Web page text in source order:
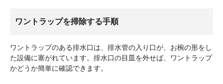
ワントラップを掃除する手順
ワントラップのある排水口は、排水管の入り口が、お椀の形をし
た設備に塞がれています。排水口の目皿を外せば、ワントラップ
かどうか簡単に確認できます。